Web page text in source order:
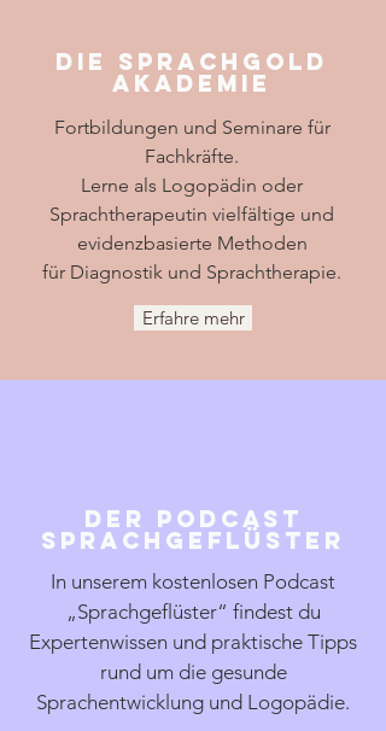
Die Sprachgold
Akademie
Fortbildungen und Seminare für
Fachkräfte.
Lerne als Logopädin oder
Sprachtherapeutin vielfältige und
evidenzbasierte Methoden
für Diagnostik und Sprachtherapie.
Erfahre mehr
Der Podcast
Sprachgeflüster
In unserem kostenlosen Podcast
„Sprachgeflüster“ findest du
Expertenwissen und praktische Tipps
rund um die gesunde
Sprachentwicklung und Logopädie.